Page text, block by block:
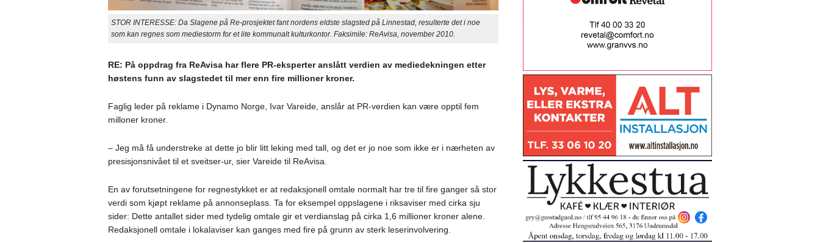
STOR INTERESSE: Da Slagene på Re-prosjektet fant nordens eldste slagsted på Linnestad, resulterte det i noe
som kan regnes som mediestorm for et lite kommunalt kulturkontor. Faksimile: ReAvisa, november 2010.
RE: På oppdrag fra ReAvisa har flere PR-eksperter anslått verdien av mediedekningen etter
høstens funn av slagstedet til mer enn fire millioner kroner.
Faglig leder på reklame i Dynamo Norge, Ivar Vareide, anslår at PR-verdien kan være opptil fem
milloner kroner.
– Jeg må få understreke at dette jo blir litt leking med tall, og det er jo noe som ikke er i nærheten av
presisjonsnivået til et sveitser-ur, sier Vareide til ReAvisa.
En av forutsetningene for regnestykket er at redaksjonell omtale normalt har tre til fire ganger så stor
verdi som kjøpt reklame på annonseplass. Ta for eksempel oppslagene i riksaviser med cirka sju
sider: Dette antallet sider med tydelig omtale gir et verdianslag på cirka 1,6 millioner kroner alene.
Redaksjonell omtale i lokalaviser kan ganges med fire på grunn av sterk leserinvolvering.